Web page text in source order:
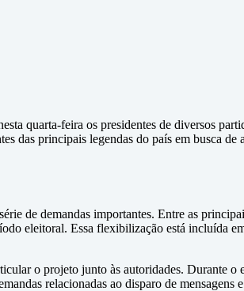
quarta-feira os presidentes de diversos
das principais legendas do país em busca de
de demandas importantes. Entre as
eleitoral. Essa flexibilização está incluída
o projeto junto às autoridades. Durante
relacionadas ao disparo de mensagens